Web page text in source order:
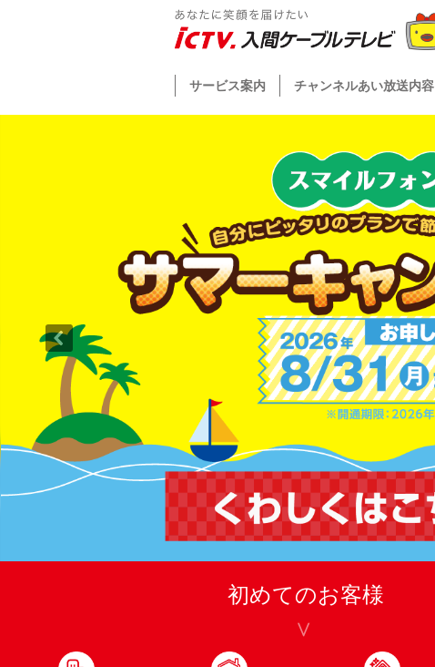
サービス案内 チャンネルあい放送内容
初めてのお客様